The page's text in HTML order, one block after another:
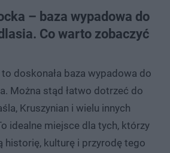
– baza wypadowa do
Co warto zobaczyć
doskonała baza wypadowa do
Można stąd łatwo dotrzeć do
Kruszynian i wielu innych
idealne miejsce dla tych, którzy
historię, kulturę i przyrodę tego